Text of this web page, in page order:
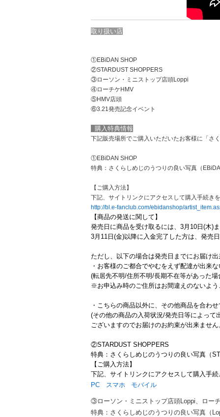
取り扱い店
①EBiDAN SHOP
②STARDUST SHOPPERS
③ローソン・ミニストップ店頭Loppi
④ローチケHMV
⑤HMV店頭
⑥3.21発売記念イベント
購入特典情報
下記販売場所でご購入いただいたお客様に「さ
①EBiDAN SHOP
特典：さくらしめじのうつりの良い写真（
【ご購入方法】
下記、サイトリンクにアクセスして購入手続き
http://bl.e-fanclub.com/ebidanshop/
【商品の発送に関して】
発売日に商品を受け取るには、3月10日(木)
3月11日(金)以降に入金完了した方は、発売
ただし、以下の場合は発売日までにお届け
・お客様のご都合でやむをえず配達が出来
(転居先不明/住所不明/長期不在等があった
※お申込み時のご住所はお間違えのないよ
・こちらの商品以外に、その他商品を合わ
(その他の商品の入荷状況/発売日等によって
ございますのでお届けのお約束が出来ません
②STARDUST SHOPPERS
特典： さくらしめじのうつりの良い写真（
【ご購入方法】
下記、サイトリンクにアクセスして購入手
PC
スマホ モバイル
③ローソン・ミニストップ店頭Loppi、ロー
特典： さくらしめじのうつりの良い写真（